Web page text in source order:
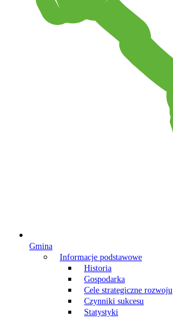
Gmina
Informacje podstawowe
Historia
Gospodarka
Cele strategiczne rozwoju
Czynniki sukcesu
Statystyki